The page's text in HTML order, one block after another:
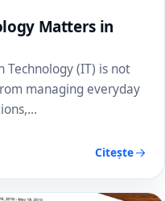
Matters in
(IT) is not
managing everyday
Citește